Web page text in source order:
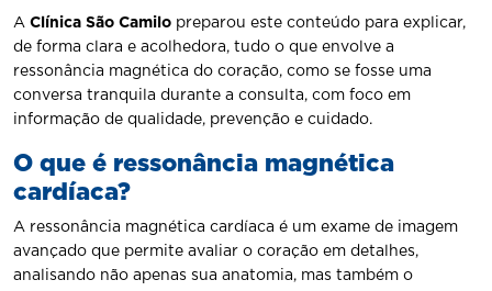
A Clínica São Camilo preparou este conteúdo para explicar,
de forma clara e acolhedora, tudo o que envolve a
ressonância magnética do coração, como se fosse uma
conversa tranquila durante a consulta, com foco em
informação de qualidade, prevenção e cuidado.
O que é ressonância magnética
cardíaca?
A ressonância magnética cardíaca é um exame de imagem
avançado que permite avaliar o coração em detalhes,
analisando não apenas sua anatomia, mas também o